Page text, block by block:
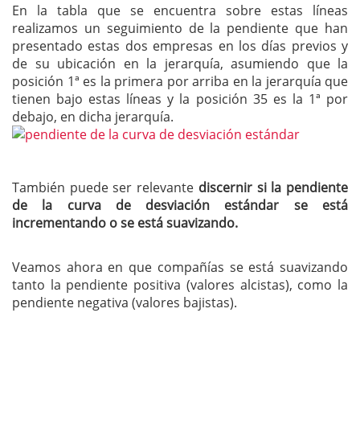
En la tabla que se encuentra sobre estas líneas
realizamos un seguimiento de la pendiente que han
presentado estas dos empresas en los días previos y
de su ubicación en la jerarquía, asumiendo que la
posición 1ª es la primera por arriba en la jerarquía que
tienen bajo estas líneas y la posición 35 es la 1ª por
debajo, en dicha jerarquía.
También puede ser relevante discernir si la pendiente
de la curva de desviación estándar se está
incrementando o se está suavizando.
Veamos ahora en que compañías se está suavizando
tanto la pendiente positiva (valores alcistas), como la
pendiente negativa (valores bajistas).